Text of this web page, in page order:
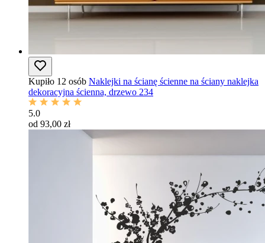
Kupiło 12 osób Naklejki na ścianę ścienne na ściany naklejka
dekoracyjna ścienna, drzewo 234
5.0
od 93,00 zł